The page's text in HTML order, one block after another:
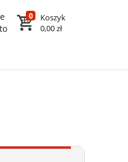
0
Koszyk
0,00 zł